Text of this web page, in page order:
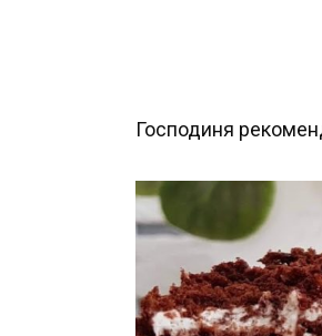
Господиня